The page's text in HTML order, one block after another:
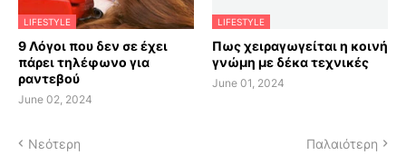
LIFESTYLE
9 Λόγοι που δεν σε έχει
πάρει τηλέφωνο για
ραντεβού
June 02, 2024
LIFESTYLE
Πως χειραγωγείται η κοινή
γνώμη με δέκα τεχνικές
June 01, 2024
Νεότερη Παλαιότερη